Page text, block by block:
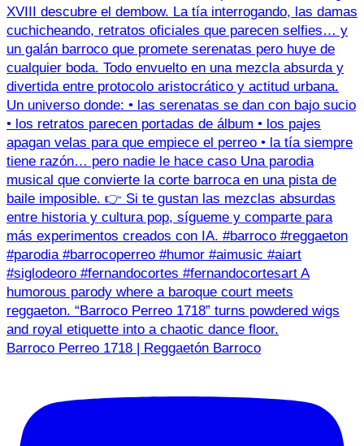
Barroco Perreo 1718 | Reggaetón Barroco